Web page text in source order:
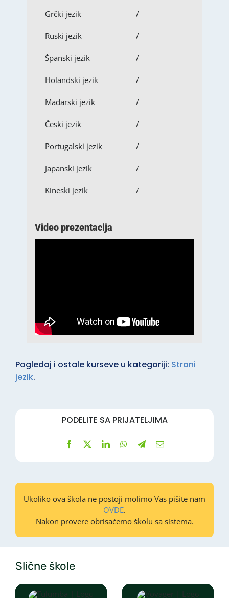
Grčki jezik /
Ruski jezik /
Španski jezik /
Holandski jezik /
Mađarski jezik /
Česki jezik /
Portugalski jezik /
Japanski jezik /
Kineski jezik /
Video prezentacija
Pogledaj i ostale kurseve u kategoriji: Strani
jezik.
PODELITE SA PRIJATELJIMA
Ukoliko ova škola ne postoji molimo Vas pišite nam
OVDE.
Nakon provere obrisaćemo školu sa sistema.
Slične škole